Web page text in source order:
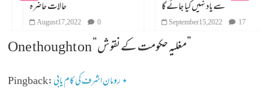
حالات حاضرہ
August 17, 2022 0
سے یاد نہیں کیا جائے گا
September 15, 2022 17
One thought on “مغلیہ حکومت کے نقوش
Pingback:
رومان اشرف کی کام یابی ⋆